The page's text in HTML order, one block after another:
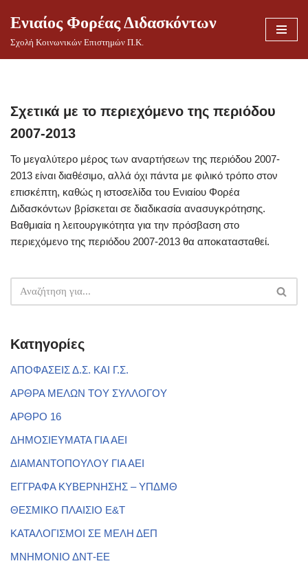
Μεταπηδήστε
Ενιαίος Φορέας Διδασκόντων
Σχολή Κοινωνικών Επιστημών Π.Κ.
Σχετικά με το περιεχόμενο της περιόδου
2007-2013
Το μεγαλύτερο μέρος των αναρτήσεων της περιόδου 2007-
2013 είναι διαθέσιμο, αλλά όχι πάντα με φιλικό τρόπο στον
επισκέπτη, καθώς η ιστοσελίδα του Ενιαίου Φορέα
Διδασκόντων βρίσκεται σε διαδικασία ανασυγκρότησης.
Βαθμιαία η λειτουργικότητα για την πρόσβαση στο
περιεχόμενο της περιόδου 2007-2013 θα αποκατασταθεί.
Kατηγορίες
ΑΠΟΦΑΣΕΙΣ Δ.Σ. ΚΑΙ Γ.Σ.
ΑΡΘΡΑ ΜΕΛΩΝ ΤΟΥ ΣΥΛΛΟΓΟΥ
ΑΡΘΡΟ 16
ΔΗΜΟΣΙΕΥΜΑΤΑ ΓΙΑ ΑΕΙ
ΔΙΑΜΑΝΤΟΠΟΥΛΟΥ ΓΙΑ ΑΕΙ
ΕΓΓΡΑΦΑ ΚΥΒΕΡΝΗΣΗΣ – ΥΠΔΜΘ
ΘΕΣΜΙΚΟ ΠΛΑΙΣΙΟ Ε&Τ
ΚΑΤΑΛΟΓΙΣΜΟΙ ΣΕ ΜΕΛΗ ΔΕΠ
ΜΝΗΜΟΝΙΟ ΔΝΤ-ΕΕ